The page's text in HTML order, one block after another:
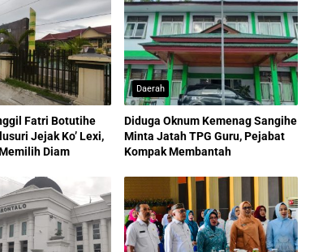
Fatri Botutihe
Jejak Ko’ Lexi,
Diam
Daerah
Diduga Oknum Kemenag Sangihe
Minta Jatah TPG Guru, Pejabat
Kompak Membantah